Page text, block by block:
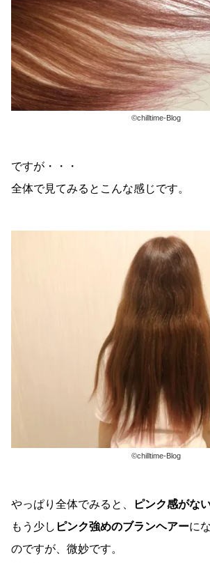
©chilltime-Blog
ですが・・・
全体で見てみるとこんな感じです。
©chilltime-Blog
やっぱり全体でみると、 ピンク感がな
もう少し ピンク強めのブランヘアーに
のですが、微妙です。